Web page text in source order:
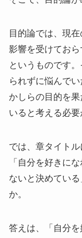
目的論では、現
影響を受けてお
というものです
られずに悩んで
かしらの目的を
いると考える必要
では、章タイトル
「自分を好きに
ないと決めてい
か。
答えは、「自分